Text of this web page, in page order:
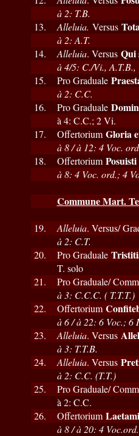
à 2: T.B.
13.
Alleluia. Versus
à 2: A.T.
14.
Alleluia. Versus Qui
à 4/5: C./Vi., A.T.B.,
15.
Pro Graduale
à 2: C.C.
16.
Pro Graduale
à 4: C.C.; 2 Vi.
17.
Offertorium Gloria
à 8 / à 12: 4 Voc.
18.
Offertorium
à 8: 4 Voc. ord.; 4
Commune Mart.
19. Alleluia. Versus/
à 2: C.T.
20.
Pro Graduale
T. solo
21.
Pro Graduale/
à 3: C.C.C. ( T.T.T.)
22.
Offertorium
à 6 / à 22: 6 Voc.; 6
23.
Alleluia. Versus
à 3: T.T.B.
24.
Alleluia. Versus
à 2: C.C. (T.T.)
25.
Pro Graduale/
à 2: C.C.
26.
Offertorium
à 8 / à 20: 4